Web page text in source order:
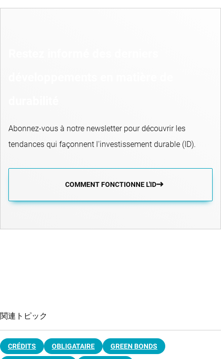
Abonnez-vous à notre newsletter pour découvrir les
tendances qui façonnent l'investissement durable (ID).
COMMENT FONCTIONNE L'ID
関連トピック
CRÉDITS OBLIGATAIRE GREEN BONDS